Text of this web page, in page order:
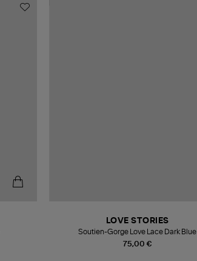
75,00 €
LOVE STORIES
Soutien-Gorge Love Lace Dark Blue